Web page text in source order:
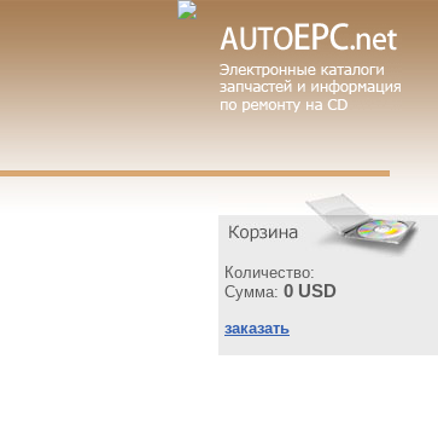
Количество:
Сумма: 0 USD
заказать